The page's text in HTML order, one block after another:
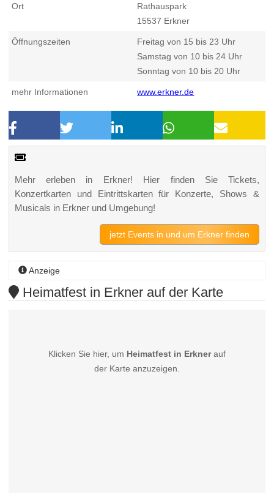
Ort
Rathauspark
15537 Erkner
Öffnungszeiten
Freitag von 15 bis 23 Uhr
Samstag von 10 bis 24 Uhr
Sonntag von 10 bis 20 Uhr
mehr Informationen www.erkner.de
Mehr erleben in Erkner! Hier finden Sie Tickets,
Konzertkarten und Eintrittskarten für Konzerte, Shows &
Musicals in Erkner und Umgebung!
jetzt Events in und um Erkner finden
Anzeige
Heimatfest in Erkner auf der Karte
Klicken Sie hier, um Heimatfest in Erknerauf
der Karte anzuzeigen.